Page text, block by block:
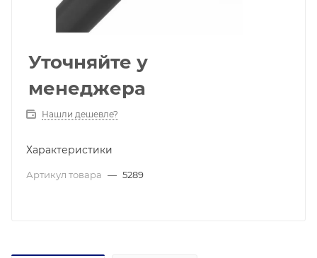
Уточняйте у
менеджера
Нашли дешевле?
Характеристики
Артикул товара — 5289